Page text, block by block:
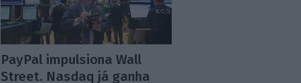
PayPal impulsiona Wall
Street. Nasdaq já ganha